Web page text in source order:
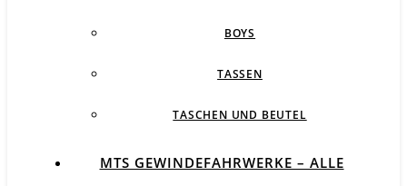
BOYS
TASSEN
TASCHEN UND BEUTEL
MTS GEWINDEFAHRWERKE – ALLE